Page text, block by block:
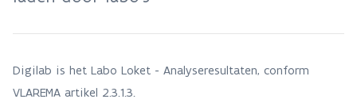
Digilab is het Labo Loket - Analyseresultaten, conform
VLAREMA artikel 2.3.1.3.